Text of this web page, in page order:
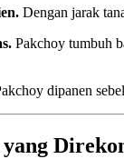
Dengan jarak
Pakchoy tumbuh
dipanen